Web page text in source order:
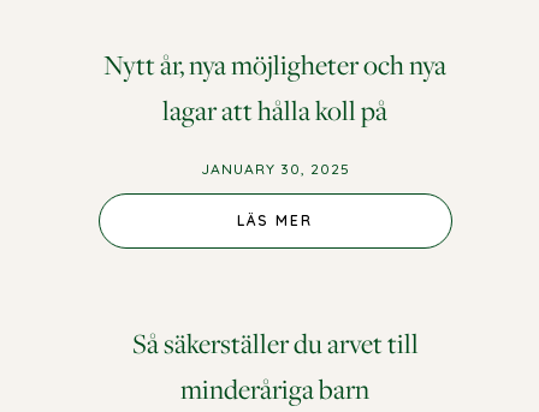
Nytt år, nya möjligheter och nya
lagar att hålla koll på
JANUARY 30, 2025
LÄS MER
Så säkerställer du arvet till
minderåriga barn